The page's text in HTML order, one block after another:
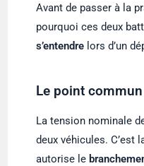
Avant de passer à la
pourquoi ces deux
s’entendre lors d’un
Le point
La tension nominale
deux véhicules. C’est
autorise le